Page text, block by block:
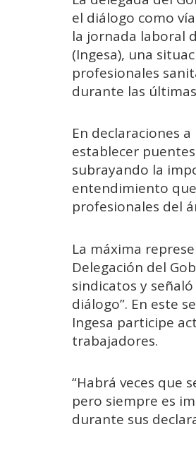
el diálogo como
la jornada laboral
(Ingesa), una
profesionales
durante las
En declaraciones
establecer
subrayando la
entendimiento
profesionales del
La máxima
Delegación del
sindicatos y
diálogo”. En este
Ingesa participe
trabajadores.
“Habrá veces que
pero siempre es
durante sus